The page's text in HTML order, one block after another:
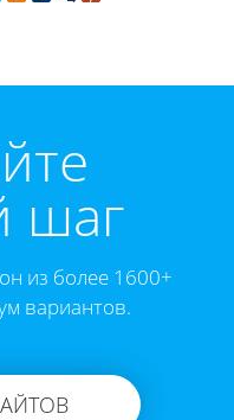
шаг
из более 1600+
вариантов.